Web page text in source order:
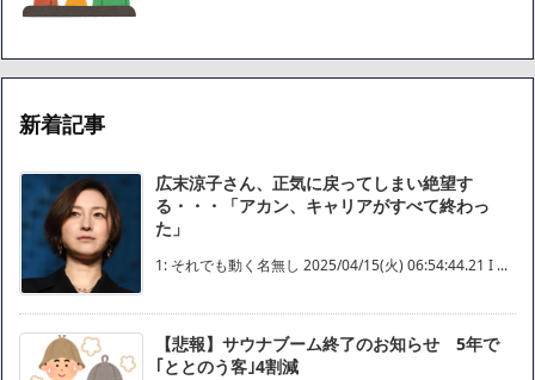
新着記事
広末涼子さん、正気に戻ってしまい絶望す
る・・・「アカン、キャリアがすべて終わっ
た」
1: それでも動く名無し 2025/04/15(火) 06:54:44.21 I ...
【悲報】サウナブーム終了のお知らせ 5年で
｢ととのう客｣4割減